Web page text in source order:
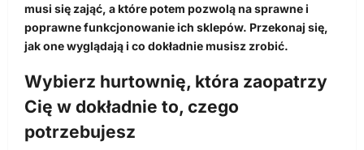
musi się zająć, a które potem pozwolą na sprawne i
poprawne funkcjonowanie ich sklepów. Przekonaj się,
jak one wyglądają i co dokładnie musisz zrobić.
Wybierz hurtownię, która zaopatrzy
Cię w dokładnie to, czego
potrzebujesz